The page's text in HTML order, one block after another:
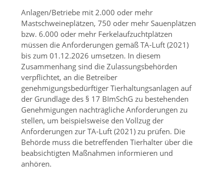
Anlagen/Betriebe mit 2.000 oder mehr
Mastschweineplätzen, 750 oder mehr Sauenplätzen
bzw. 6.000 oder mehr Ferkelaufzuchtplätzen
müssen die Anforderungen gemäß TA-Luft (2021)
bis zum 01.12.2026 umsetzen. In diesem
Zusammenhang sind die Zulassungsbehörden
verpflichtet, an die Betreiber
genehmigungsbedürftiger Tierhaltungsanlagen auf
der Grundlage des § 17 BImSchG zu bestehenden
Genehmigungen nachträgliche Anforderungen zu
stellen, um beispielsweise den Vollzug der
Anforderungen zur TA-Luft (2021) zu prüfen. Die
Behörde muss die betreffenden Tierhalter über die
beabsichtigten Maßnahmen informieren und
anhören.